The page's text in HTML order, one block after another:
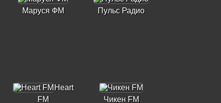
Маруся ФМ Пульс Радио
Heart
FM
Чикен FM